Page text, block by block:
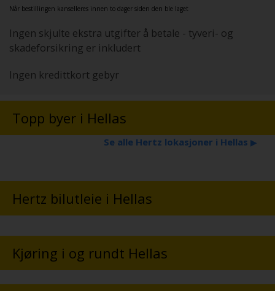
Når bestillingen kanselleres innen to dager siden den ble laget
Ingen skjulte ekstra utgifter å betale - tyveri- og
skadeforsikring er inkludert
Ingen kredittkort gebyr
Topp byer i Hellas
Se alle Hertz lokasjoner i Hellas ▶
Hertz bilutleie i Hellas
Kjøring i og rundt Hellas